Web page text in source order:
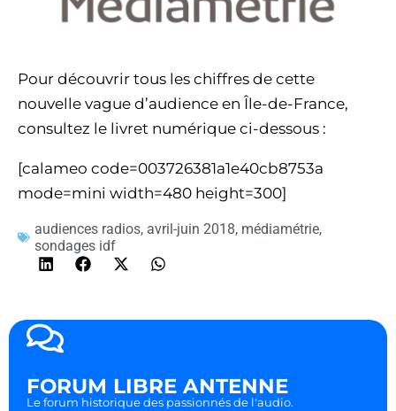
Pour découvrir tous les chiffres de cette
nouvelle vague d’audience en Île-de-France,
consultez le livret numérique ci-dessous :
[calameo code=003726381a1e40cb8753a
mode=mini width=480 height=300]
audiences radios, avril-juin 2018, médiamétrie,
sondages idf
FORUM LIBRE ANTENNE
Le forum historique des passionnés de l'audio.